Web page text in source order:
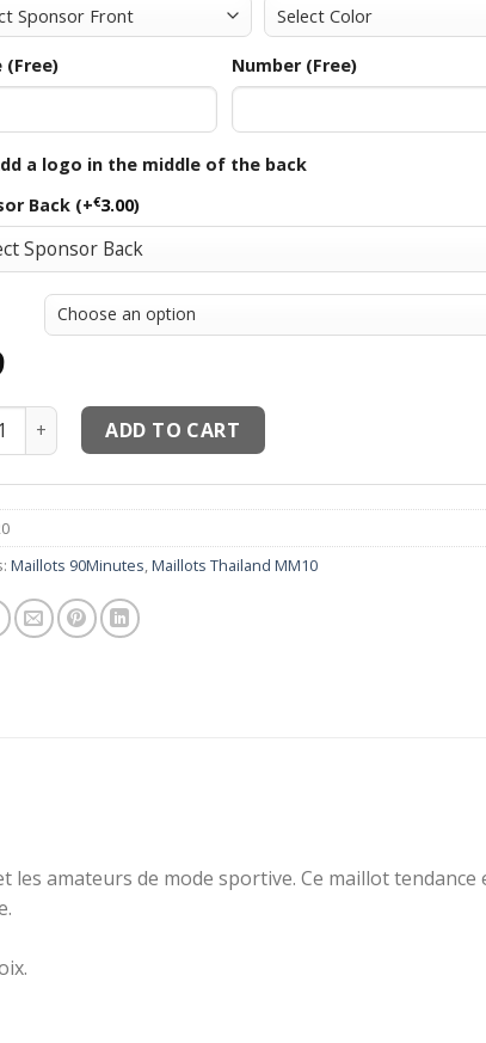
(Free) Number (Free)
a logo in the middle of the back
Back (+€3.00)
thailand 90Minutes MM10 Maillots RR Rine10Rine
ADD TO CART
Maillots 90Minutes,Maillots Thailand MM10
amateurs de mode sportive. Ce maillot tendance